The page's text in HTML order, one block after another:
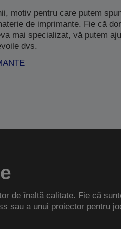
motiv pentru care putem
de imprimante. Fie că
mai specializat, vă putem
dvs.
de înaltă calitate. Fie că
sau a unui proiector pentru